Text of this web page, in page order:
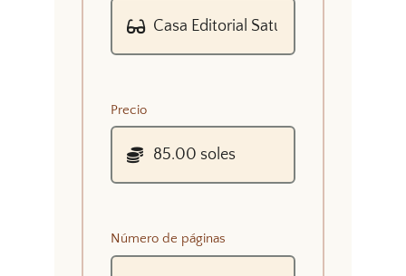
Precio
Número de páginas